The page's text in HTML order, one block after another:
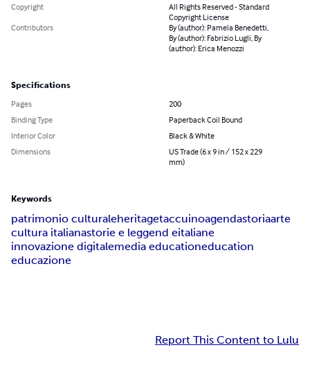
Copyright
All Rights Reserved - Standard
Copyright License
Contributors
By (author): Pamela Benedetti,
By (author): Fabrizio Lugli, By
(author): Erica Menozzi
Specifications
Pages
200
Binding Type
Paperback Coil Bound
Interior Color
Black & White
Dimensions
US Trade (6 x 9 in / 152 x 229
mm)
Keywords
patrimonio culturaleheritagetaccuinoagendastoriaarte
cultura italianastorie e leggend eitaliane
innovazione digitalemedia educationeducation
educazione
Report This Content to Lulu